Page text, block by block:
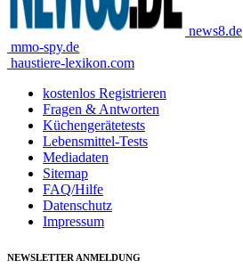
news8.de
mmo-spy.de
haustiere-lexikon.com
kostenlos Registrieren
Fragen & Antworten
Küchengerätetests
Lebensmittel-Tests
Mediadaten
Sitemap
FAQ/Hilfe
Datenschutz
Impressum
NEWSLETTER ANMELDUNG